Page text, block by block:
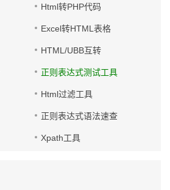
Html转PHP代码
Excel转HTML表格
HTML/UBB互转
正则表达式测试工具
Html过滤工具
正则表达式语法速查
Xpath工具